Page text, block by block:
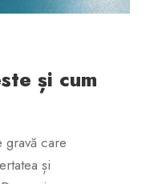
și cum
gravă care
și